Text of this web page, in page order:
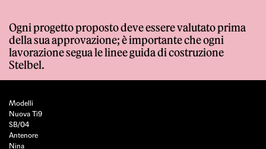
Ogni progetto proposto deve essere valutato prima
della sua approvazione; è importante che ogni
lavorazione segua le linee guida di costruzione
Stelbel.
Modelli
Nuova Ti9
SB/04
Antenore
Nina